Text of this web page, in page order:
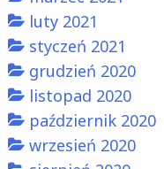
luty 2021
styczeń 2021
grudzień 2020
listopad 2020
październik 2020
wrzesień 2020